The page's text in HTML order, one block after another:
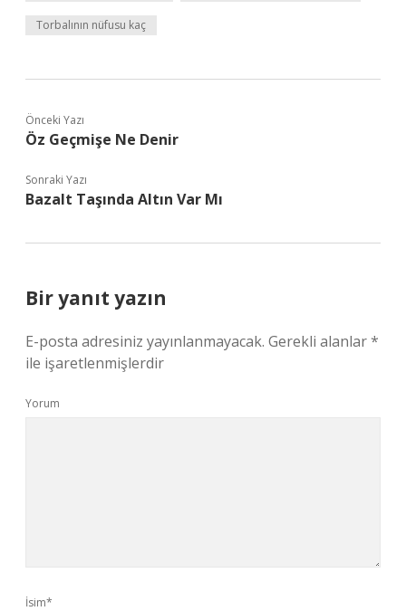
Torbalının nüfusu kaç
Önceki Yazı
Öz Geçmişe Ne Denir
Sonraki Yazı
Bazalt Taşında Altın Var Mı
Bir yanıt yazın
E-posta adresiniz yayınlanmayacak. Gerekli alanlar*
ile işaretlenmişlerdir
Yorum
İsim*